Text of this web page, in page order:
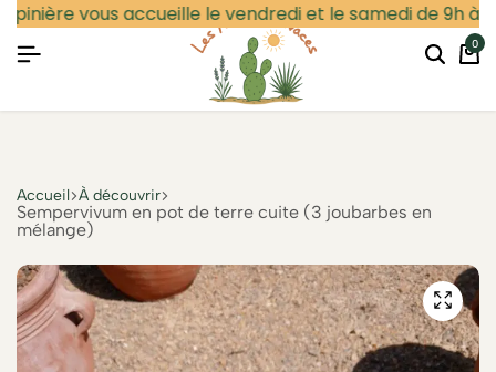
vous accueille le vendredi et le samedi de 9h à
Professionnel Se connecter 0
Accueil À découvrir
Sempervivum en pot de terre cuite (3 joubarbes en
mélange)